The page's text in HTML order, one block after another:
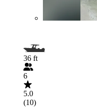
36 ft
6
5.0
(10)